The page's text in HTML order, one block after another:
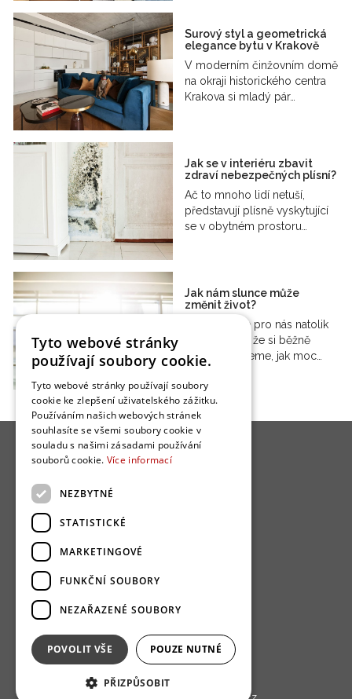
Surový styl a geometrická
elegance bytu v Krakově
V moderním činžovním domě
na okraji historického centra
Krakova si mladý pár…
Jak se v interiéru zbavit
zdraví nebezpečných plísní?
Ač to mnoho lidí netuší,
představují plísně vyskytující
se v obytném prostoru…
Jak nám slunce může
změnit život?
Svit slunce je pro nás natolik
samozřejmý, že si běžně
neuvědomujeme, jak moc…
Uživatelské podmínky
Ochrana osobních údajú
Cookies
Tyto webové stránky
používají soubory cookie.
Tyto webové stránky používají soubory
cookie ke zlepšení uživatelského zážitku.
Používáním našich webových stránek
souhlasíte se všemi soubory cookie v
souladu s našimi zásadami používání
souborů cookie. Více informací
NEZBYTNÉ
STATISTICKÉ
MARKETINGOVÉ
FUNKČNÍ SOUBORY
NEZAŘAZENÉ SOUBORY
POVOLIT VŠE POUZE NUTNÉ
PŘIZPŮSOBIT